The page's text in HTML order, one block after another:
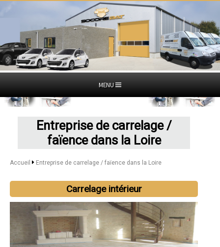
MENU
Entreprise de carrelage /
faïence dans la Loire
Accueil Entreprise de carrelage / faïence dans la Loire
Carrelage intérieur